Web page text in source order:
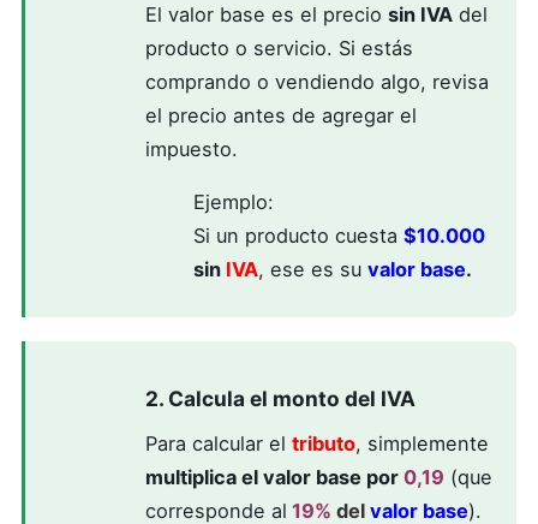
El valor base es el precio sin IVAdel
producto o servicio. Si estás
comprando o vendiendo algo, revisa
el precio antes de agregar el
impuesto.
Ejemplo:
Si un producto cuesta $10.000
sin IVA, ese es su valor base.
2. Calcula el monto del IVA
Para calcular el tributo, simplemente
multiplica el valor base por0,19 (que
corresponde al 19% delvalor base).